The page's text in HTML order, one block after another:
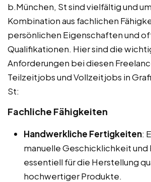
b.München, St sind vielfältig und
Kombination aus fachlichen
persönlichen Eigenschaften und
Qualifikationen. Hier sind die
Anforderungen bei diesen
Teilzeitjobs und Vollzeitjobs in
St:
Fachliche Fähigkeiten
Handwerkliche Fertigkeiten:
manuelle Geschicklichkeit und
essentiell für die Herstellung
hochwertiger Produkte.